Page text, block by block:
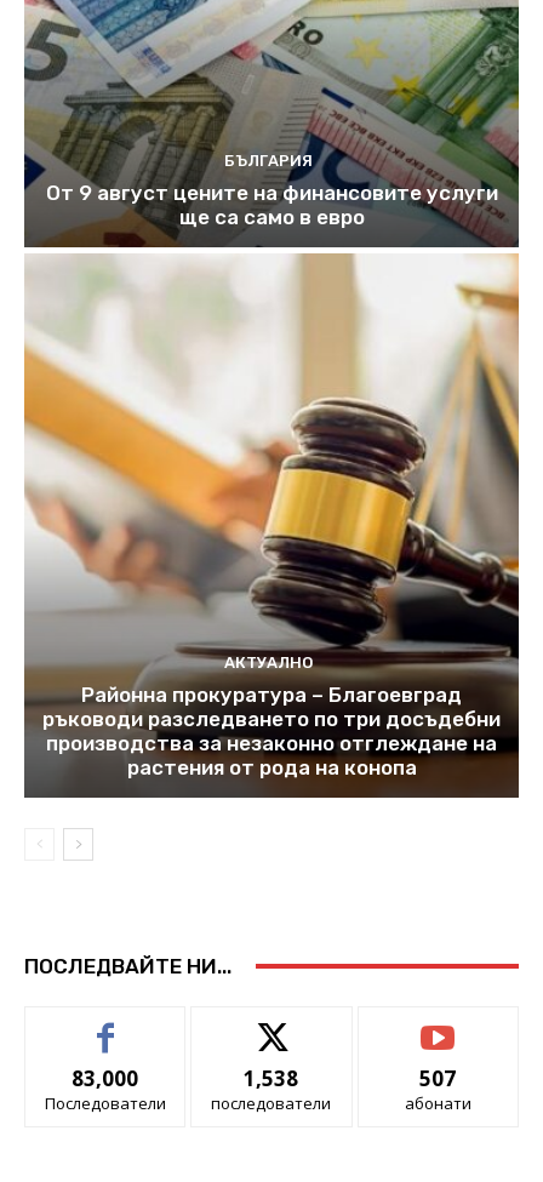
БЪЛГАРИЯ
От 9 август цените на финансовите услуги
ще са само в евро
АКТУАЛНО
Районна прокуратура – Благоевград
ръководи разследването по три досъдебни
производства за незаконно отглеждане на
растения от рода на конопа
ПОСЛЕДВАЙТЕ НИ...
83,000
Последователи
1,538
последователи
507
абонати